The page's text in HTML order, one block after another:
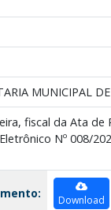
MUNICIPAL
fiscal da Ata de
Nº 008/
Download